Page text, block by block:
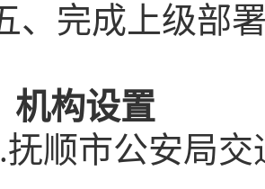
、完成上级部
机构设置
抚顺市公安局